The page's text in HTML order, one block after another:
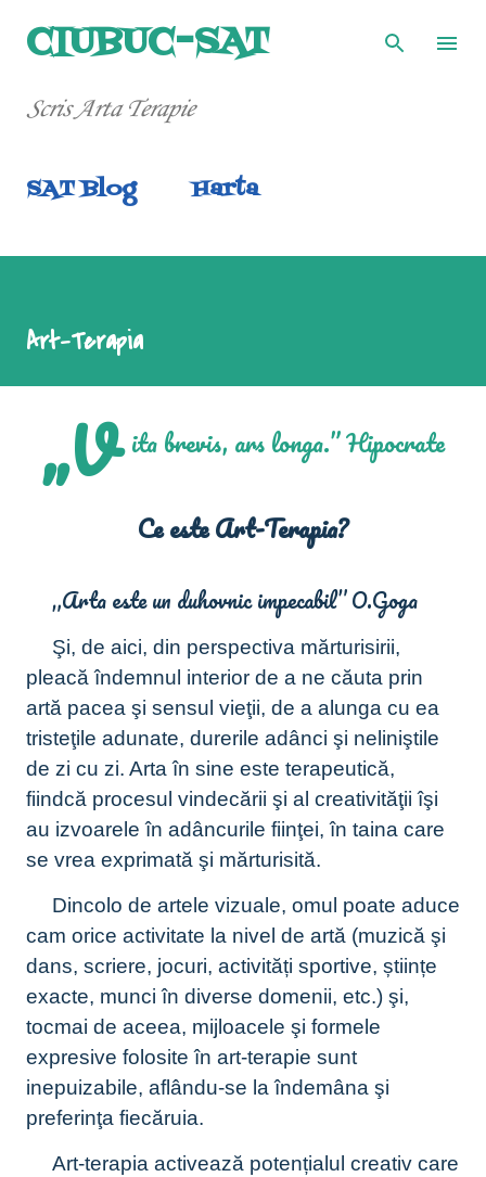
Treceți la conținutul principal
CIUBUC-SAT
Scris Arta Terapie
SAT Blog Harta
Art-Terapia
„V ita brevis, ars longa.” Hipocrate
Ce este Art-Terapia?
„Arta este un duhovnic impecabil” O.Goga
Şi, de aici, din perspectiva mărturisirii,
pleacă îndemnul interior de a ne căuta prin
artă pacea şi sensul vieţii, de a alunga cu ea
tristeţile adunate, durerile adânci şi neliniştile
de zi cu zi. Arta în sine este terapeutică,
fiindcă procesul vindecării şi al creativităţii îşi
au izvoarele în adâncurile fiinţei, în taina care
se vrea exprimată şi mărturisită.
Dincolo de artele vizuale, omul poate aduce
cam orice activitate la nivel de artă (muzică şi
dans, scriere, jocuri, activități sportive, științe
exacte, munci în diverse domenii, etc.) şi,
tocmai de aceea, mijloacele şi formele
expresive folosite în art-terapie sunt
inepuizabile, aflându-se la îndemâna şi
preferinţa fiecăruia.
Art-terapia activează potențialul creativ care